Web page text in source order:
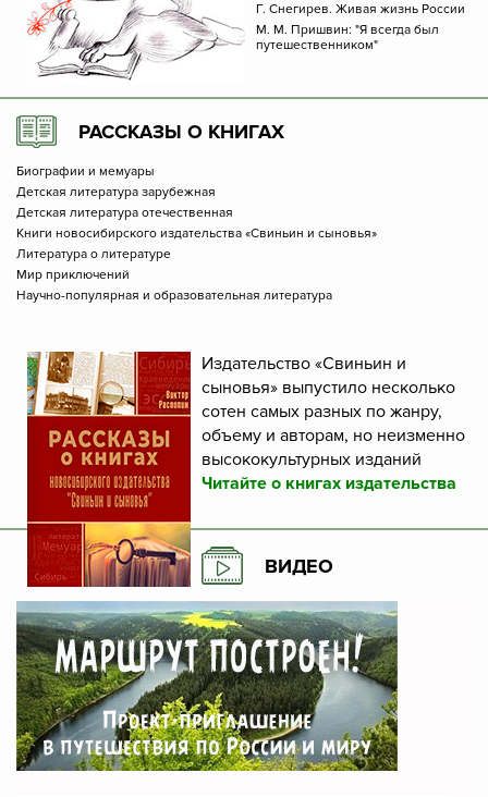
Г. Снегирев. Живая жизнь России
М. М. Пришвин: "Я всегда был
путешественником"
РАССКАЗЫ О КНИГАХ
Биографии и мемуары
Детская литература зарубежная
Детская литература отечественная
Книги новосибирского издательства «Свиньин и сыновья»
Литература о литературе
Мир приключений
Научно-популярная и образовательная литература
Издательство «Свиньин и
сыновья» выпустило несколько
сотен самых разных по жанру,
объему и авторам, но неизменно
высококультурных изданий
Читайте о книгах издательства
ВИДЕО